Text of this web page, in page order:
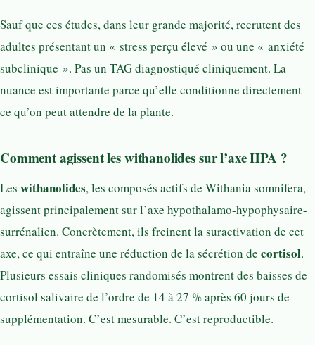
Sauf que ces études, dans leur grande majorité, recrutent des
adultes présentant un « stress perçu élevé » ou une « anxiété
subclinique ». Pas un TAG diagnostiqué cliniquement. La
nuance est importante parce qu’elle conditionne directement
ce qu’on peut attendre de la plante.
Comment agissent les withanolides sur l’axe HPA ?
Les withanolides, les composés actifs de Withania somnifera,
agissent principalement sur l’axe hypothalamo-hypophysaire-
surrénalien. Concrètement, ils freinent la suractivation de cet
axe, ce qui entraîne une réduction de la sécrétion de cortisol.
Plusieurs essais cliniques randomisés montrent des baisses de
cortisol salivaire de l’ordre de 14 à 27 % après 60 jours de
supplémentation. C’est mesurable. C’est reproductible.